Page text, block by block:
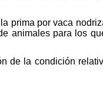
prima por vaca
animales para los
de la condición